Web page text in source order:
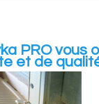
PRO vous
et de